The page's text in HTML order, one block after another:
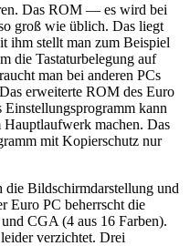
Das ROM — es wird bei
groß wie üblich. Das liegt
ihm stellt man zum Beispiel
die Tastaturbelegung auf
man bei anderen PCs
erweiterte ROM des Euro
Einstellungsprogramm kann
machen. Das
mit Kopierschutz nur
die Bildschirmdarstellung und
Euro PC beherrscht die
CGA (4 aus 16 Farben).
verzichtet. Drei